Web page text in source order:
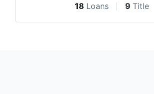
18 Loans 9 Title